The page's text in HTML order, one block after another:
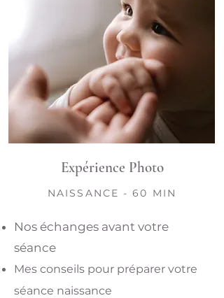
Expérience Photo
NAISSANCE - 60 MIN
Nos échanges avant votre
séance
Mes conseils pour préparer votre
séance naissance